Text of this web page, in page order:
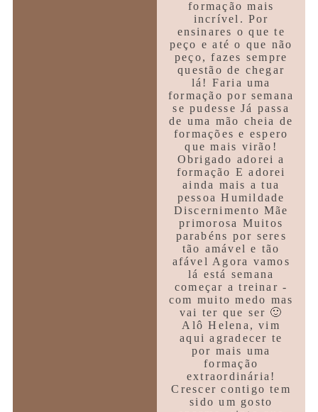
formação mais
incrível. Por
ensinares o que te
peço e até o que não
peço, fazes sempre
questão de chegar
lá! Faria uma
formação por semana
se pudesse Já passa
de uma mão cheia de
formações e espero
que mais virão!
Obrigado adorei a
formação E adorei
ainda mais a tua
pessoa Humildade
Discernimento Mãe
primorosa Muitos
parabéns por seres
tão amável e tão
afável Agora vamos
lá está semana
começar a treinar -
com muito medo mas
vai ter que ser 🙂
Alô Helena, vim
aqui agradecer te
por mais uma
formação
extraordinária!
Crescer contigo tem
sido um gosto